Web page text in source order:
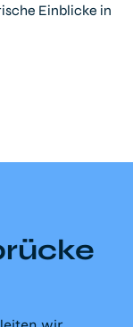
Einblicke in